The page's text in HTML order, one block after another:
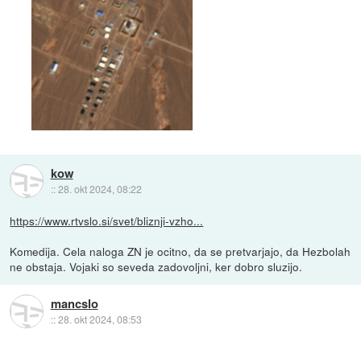
kow
::28. okt 2024, 08:22
https://www.rtvslo.si/svet/bliznji-vzho...
Komedija. Cela naloga ZN je ocitno, da se pretvarjajo, da Hezbolah
ne obstaja. Vojaki so seveda zadovoljni, ker dobro sluzijo.
mancslo
::28. okt 2024, 08:53